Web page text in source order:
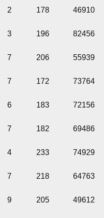
2 178 46910
3 196 82456
7 206 55939
7 172 73764
6 183 72156
7 182 69486
4 233 74929
7 218 64763
9 205 49612